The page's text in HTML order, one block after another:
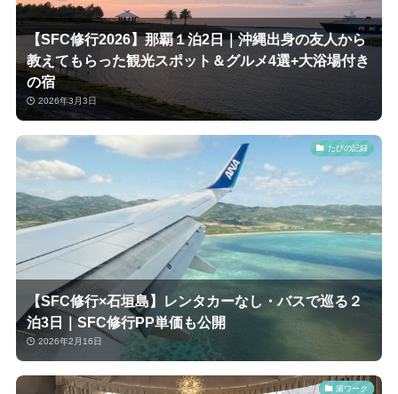
【SFC修行2026】那覇１泊2日｜沖縄出身の友人から
教えてもらった観光スポット＆グルメ4選+大浴場付き
の宿
2026年3月3日
たびの記録
【SFC修行×石垣島】レンタカーなし・バスで巡る２
泊3日｜SFC修行PP単価も公開
2026年2月16日
湯ワーク